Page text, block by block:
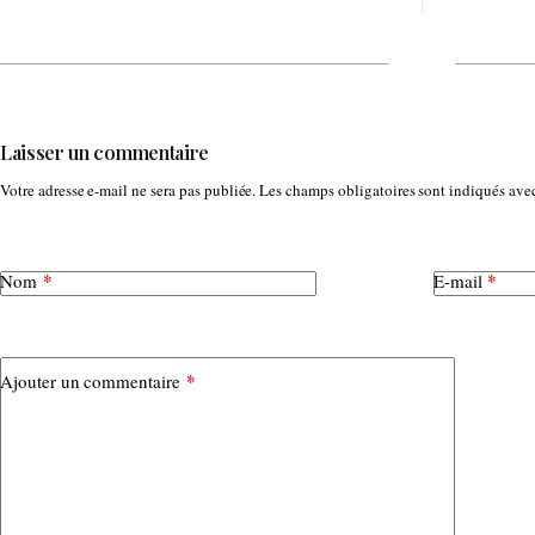
Laisser un commentaire
Votre adresse e-mail ne sera pas publiée.Les champs obligatoires sont indiqués
Nom* E-mail*
Ajouter un commentaire*